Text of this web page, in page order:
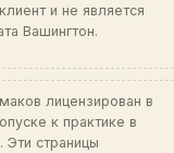
и не является
Вашингтон.
лицензирован в
к практике в
Эти страницы